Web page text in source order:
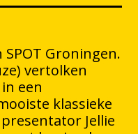
SPOT Groningen.
vertolken
een
klassieke
Jellie